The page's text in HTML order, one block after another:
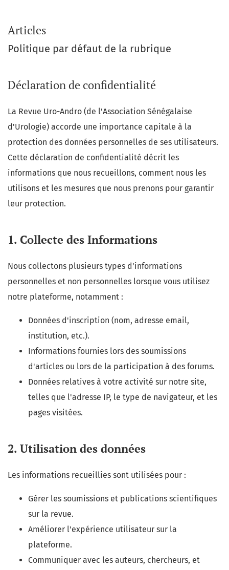
Articles
Politique par défaut de la rubrique
Déclaration de confidentialité
La Revue Uro-Andro (de l'Association Sénégalaise
d'Urologie) accorde une importance capitale à la
protection des données personnelles de ses utilisateurs.
Cette déclaration de confidentialité décrit les
informations que nous recueillons, comment nous les
utilisons et les mesures que nous prenons pour garantir
leur protection.
1. Collecte des Informations
Nous collectons plusieurs types d'informations
personnelles et non personnelles lorsque vous utilisez
notre plateforme, notamment :
Données d'inscription (nom, adresse email,
institution, etc.).
Informations fournies lors des soumissions
d'articles ou lors de la participation à des forums.
Données relatives à votre activité sur notre site,
telles que l'adresse IP, le type de navigateur, et les
pages visitées.
2. Utilisation des données
Les informations recueillies sont utilisées pour :
Gérer les soumissions et publications scientifiques
sur la revue.
Améliorer l'expérience utilisateur sur la
plateforme.
Communiquer avec les auteurs, chercheurs, et